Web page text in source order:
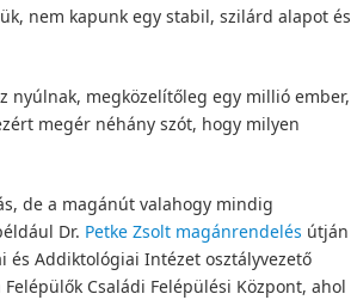
nem kapunk egy stabil, szilárd alapot és
nyúlnak, megközelítőleg egy millió ember,
megér néhány szót, hogy milyen
de a magánút valahogy mindig
Dr. Petke Zsolt magánrendelés útján
és Addiktológiai Intézet osztályvezető
Családi Felépülési Központ, ahol